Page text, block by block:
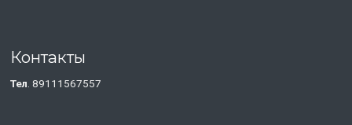
Контакты
Тел. 89111567557